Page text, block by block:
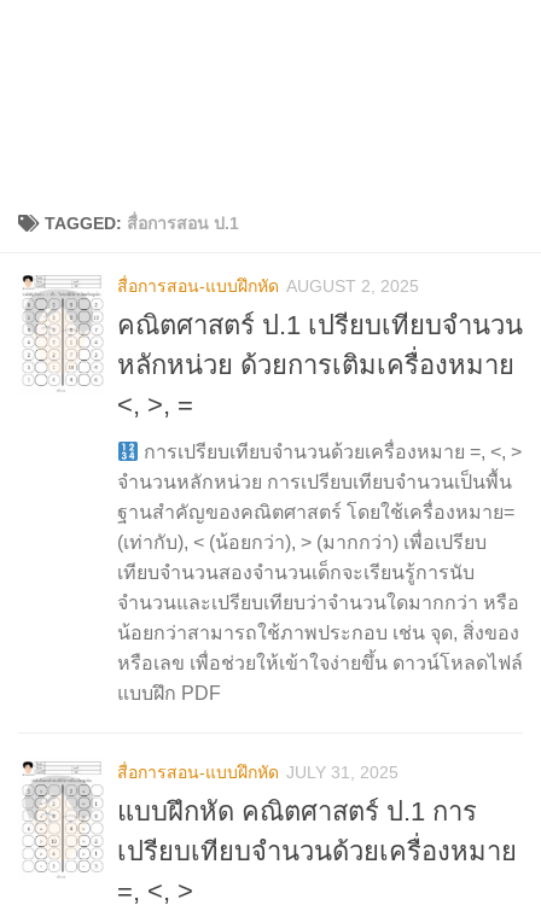
TAGGED: สื่อการสอน ป.1
สื่อการสอน-แบบฝึกหัด AUGUST 2, 2025
คณิตศาสตร์ ป.1 เปรียบเทียบจำนวน
หลักหน่วย ด้วยการเติมเครื่องหมาย
<, >, =
การเปรียบเทียบจำนวนด้วยเครื่องหมาย =, <, >
จำนวนหลักหน่วย การเปรียบเทียบจำนวนเป็นพื้น
ฐานสำคัญของคณิตศาสตร์ โดยใช้เครื่องหมาย=
(เท่ากับ), < (น้อยกว่า), > (มากกว่า) เพื่อเปรียบ
เทียบจำนวนสองจำนวนเด็กจะเรียนรู้การนับ
จำนวนและเปรียบเทียบว่าจำนวนใดมากกว่า หรือ
น้อยกว่าสามารถใช้ภาพประกอบ เช่น จุด, สิ่งของ
หรือเลข เพื่อช่วยให้เข้าใจง่ายขึ้น ดาวน์โหลดไฟล์
แบบฝึก PDF
สื่อการสอน-แบบฝึกหัด JULY 31, 2025
แบบฝึกหัด คณิตศาสตร์ ป.1 การ
เปรียบเทียบจำนวนด้วยเครื่องหมาย
=, <, >